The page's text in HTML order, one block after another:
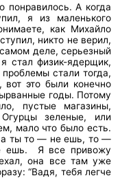
понравилось. А когда
я из маленького
как Михайло
никто не верил,
деле, серьезный
стал физик-ядерщик,
стали тогда,
вот это были конечно
годы. Потому
пустые магазины,
зеленые, или
мало что было есть.
а ты то — не ешь, то —
Я все привожу
она все там уже
“Вадя, тебя легче